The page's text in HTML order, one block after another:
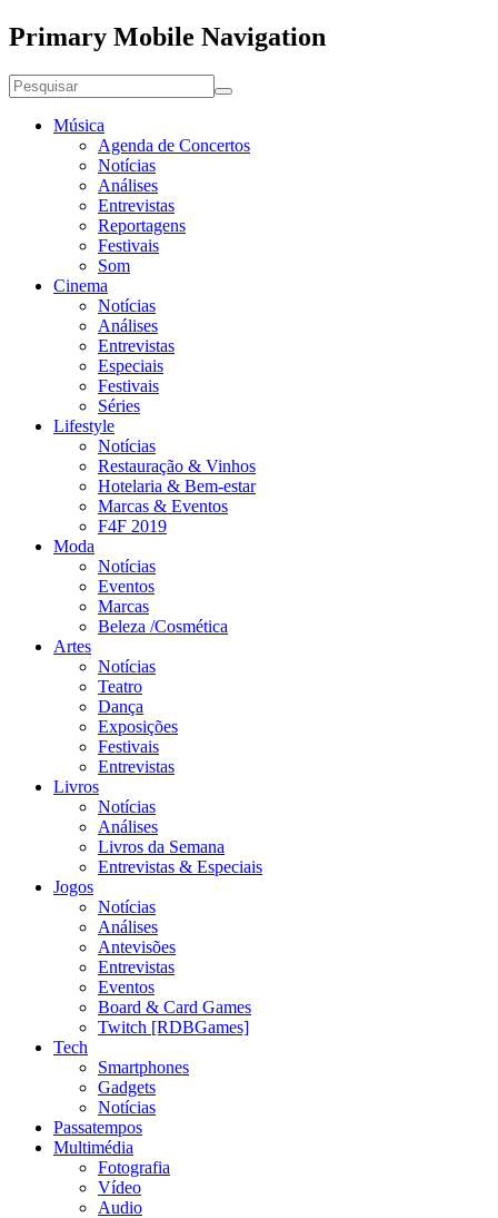
Primary Mobile Navigation
Música
Agenda de Concertos
Notícias
Análises
Entrevistas
Reportagens
Festivais
Som
Cinema
Notícias
Análises
Entrevistas
Especiais
Festivais
Séries
Lifestyle
Notícias
Restauração & Vinhos
Hotelaria & Bem-estar
Marcas & Eventos
F4F 2019
Moda
Notícias
Eventos
Marcas
Beleza /Cosmética
Artes
Notícias
Teatro
Dança
Exposições
Festivais
Entrevistas
Livros
Notícias
Análises
Livros da Semana
Entrevistas & Especiais
Jogos
Notícias
Análises
Antevisões
Entrevistas
Eventos
Board & Card Games
Twitch [RDBGames]
Tech
Smartphones
Gadgets
Notícias
Passatempos
Multimédia
Fotografia
Vídeo
Audio